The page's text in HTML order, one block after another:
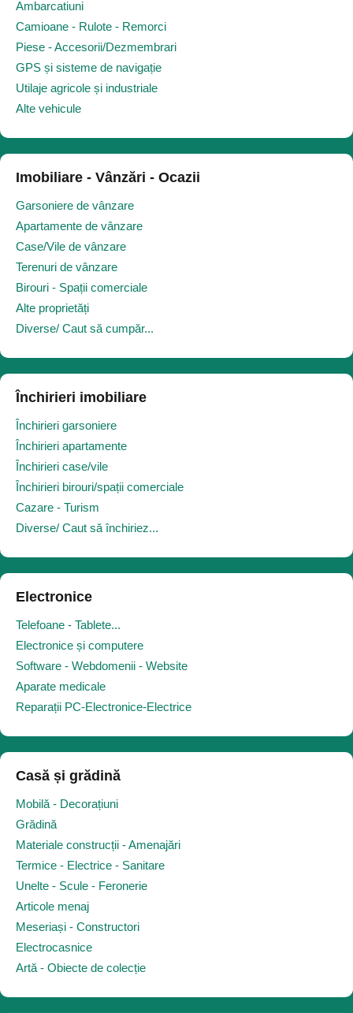
Ambarcatiuni
Camioane - Rulote - Remorci
Piese - Accesorii/Dezmembrari
GPS și sisteme de navigație
Utilaje agricole și industriale
Alte vehicule
Imobiliare - Vânzări - Ocazii
Garsoniere de vânzare
Apartamente de vânzare
Case/Vile de vânzare
Terenuri de vânzare
Birouri - Spații comerciale
Alte proprietăți
Diverse/ Caut să cumpăr...
Închirieri imobiliare
Închirieri garsoniere
Închirieri apartamente
Închirieri case/vile
Închirieri birouri/spații comerciale
Cazare - Turism
Diverse/ Caut să închiriez...
Electronice
Telefoane - Tablete...
Electronice și computere
Software - Webdomenii - Website
Aparate medicale
Reparații PC-Electronice-Electrice
Casă și grădină
Mobilă - Decorațiuni
Grădină
Materiale construcții - Amenajări
Termice - Electrice - Sanitare
Unelte - Scule - Feronerie
Articole menaj
Meseriași - Constructori
Electrocasnice
Artă - Obiecte de colecție